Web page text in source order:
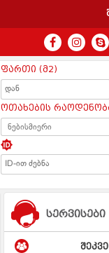
ფართი (მ2)
ოთახების
სერვისები